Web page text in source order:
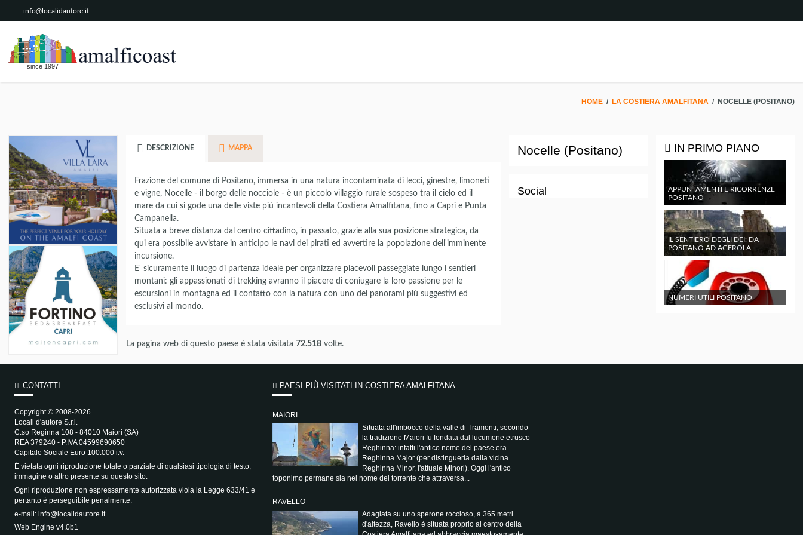
info@localidautore.it
since 1997
HOME / LA COSTIERA AMALFITANA / NOCELLE (POSITANO)
DESCRIZIONE MAPPA
Frazione del comune di Positano, immersa in una natura incontaminata di lecci, ginestre, limoneti
e vigne, Nocelle - il borgo delle nocciole - è un piccolo villaggio rurale sospeso tra il cielo ed il
mare da cui si gode una delle viste più incantevoli della Costiera Amalfitana, fino a Capri e Punta
Campanella.
Situata a breve distanza dal centro cittadino, in passato, grazie alla sua posizione strategica, da
qui era possibile avvistare in anticipo le navi dei pirati ed avvertire la popolazione dell'imminente
incursione.
E' sicuramente il luogo di partenza ideale per organizzare piacevoli passeggiate lungo i sentieri
montani: gli appassionati di trekking avranno il piacere di coniugare la loro passione per le
escursioni in montagna ed il contatto con la natura con uno dei panorami più suggestivi ed
esclusivi al mondo.
Nocelle (Positano)
Social
IN PRIMO PIANO
APPUNTAMENTI E RICORRENZE
POSITANO
IL SENTIERO DEGLI DEI: DA
POSITANO AD AGEROLA
NUMERI UTILI POSITANO
La pagina web di questo paese è stata visitata 72.518 volte.
CONTATTI
Copyright © 2008-2026
Locali d'autore S.r.l.
C.so Reginna 108 - 84010 Maiori (SA)
REA 379240 - P.IVA 04599690650
Capitale Sociale Euro 100.000 i.v.
È vietata ogni riproduzione totale o parziale di qualsiasi tipologia di testo,
immagine o altro presente su questo sito.
Ogni riproduzione non espressamente autorizzata viola la Legge 633/41 e
pertanto è perseguibile penalmente.
e-mail: info@localidautore.it
Web Engine v4.0b1
PAESI PIÙ VISITATI IN COSTIERA AMALFITANA
MAIORI
Situata all'imbocco della valle di Tramonti, secondo
la tradizione Maiori fu fondata dal lucumone etrusco
Reghinna: infatti l'antico nome del paese era
Reghinna Major (per distinguerla dalla vicina
Reghinna Minor, l'attuale Minori). Oggi l'antico
toponimo permane sia nel nome del torrente che attraversa...
RAVELLO
Adagiata su uno sperone roccioso, a 365 metri
d'altezza, Ravello è situata proprio al centro della